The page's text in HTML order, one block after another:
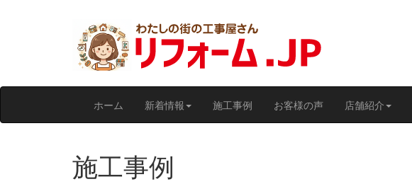
ホーム 新着情報 施工事例 お客様の声 店舗紹介
施工事例